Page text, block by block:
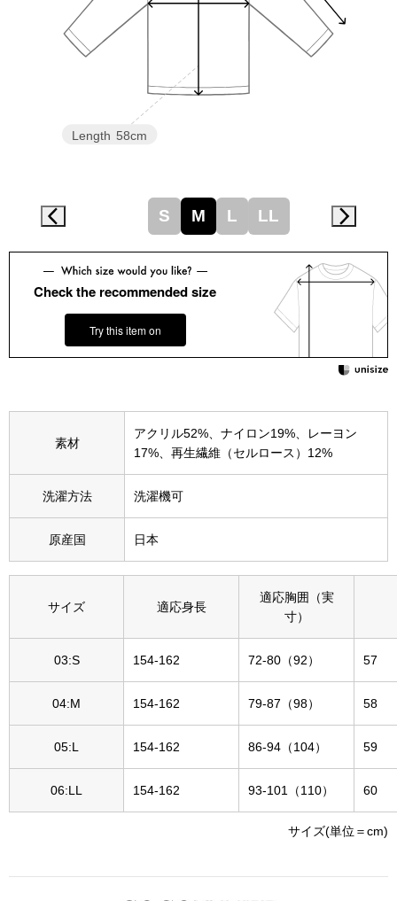
Miss Kyouko／ミスキョウコ
ーブルウェア
スニーカー
ブーツ
財布／小物
財布／コイン
その他
ネックレス
ブレスレット
ファッション
帽子
Length 58cm
S M L LL
Check the recommended size
Try this item on
素材
アクリル52%、ナイロン19%、レーヨン
17%、再生繊維（セルロース）12%
洗濯方法 洗濯機可
原産国 日本
サイズ 適応身長
適応胸囲（実
寸）
03:S 154-162 72-80（92） 57
04:M 154-162 79-87（98） 58
05:L 154-162 86-94（104） 59
06:LL 154-162 93-101（110） 60
サイズ(単位＝cm)